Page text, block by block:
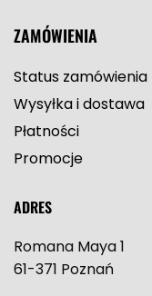
ZAMÓWIENIA
Status zamówienia
Wysyłka i dostawa
Płatności
Promocje
ADRES
Romana Maya 1
61-371 Poznań